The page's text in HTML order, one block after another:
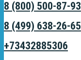
8 (800) 500-87-93
8 (499) 638-26-65
+73432885306